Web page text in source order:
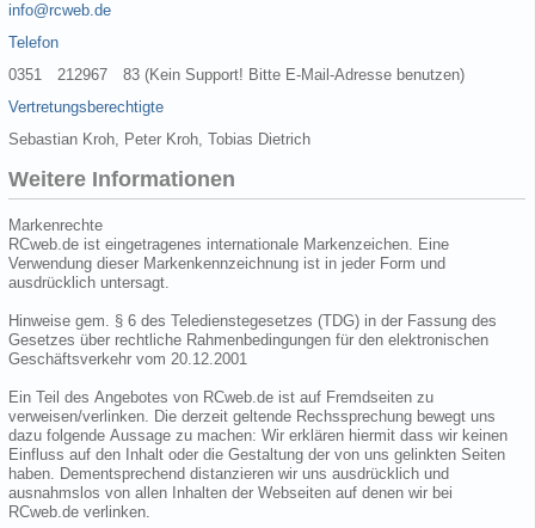
info@rcweb.de
Telefon
0351 212967 83 (Kein Support! Bitte E-Mail-Adresse benutzen)
Vertretungsberechtigte
Sebastian Kroh, Peter Kroh, Tobias Dietrich
Weitere Informationen
Markenrechte
RCweb.de ist eingetragenes internationale Markenzeichen. Eine
Verwendung dieser Markenkennzeichnung ist in jeder Form und
ausdrücklich untersagt.
Hinweise gem. § 6 des Teledienstegesetzes (TDG) in der Fassung des
Gesetzes über rechtliche Rahmenbedingungen für den elektronischen
Geschäftsverkehr vom 20.12.2001
Ein Teil des Angebotes von RCweb.de ist auf Fremdseiten zu
verweisen/verlinken. Die derzeit geltende Rechssprechung bewegt uns
dazu folgende Aussage zu machen: Wir erklären hiermit dass wir keinen
Einfluss auf den Inhalt oder die Gestaltung der von uns gelinkten Seiten
haben. Dementsprechend distanzieren wir uns ausdrücklich und
ausnahmslos von allen Inhalten der Webseiten auf denen wir bei
RCweb.de verlinken.